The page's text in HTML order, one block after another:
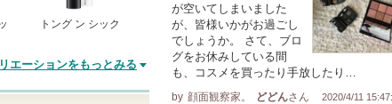
トング ン シック
エーションをもっとみる
が空いてしまいました
が、皆様いかがお過ごし
でしょうか。 さて、ブロ
グをお休みしている間
も、コスメを買ったり手放したり…
by 顔面観察家。 どどんさん 2020/4/11